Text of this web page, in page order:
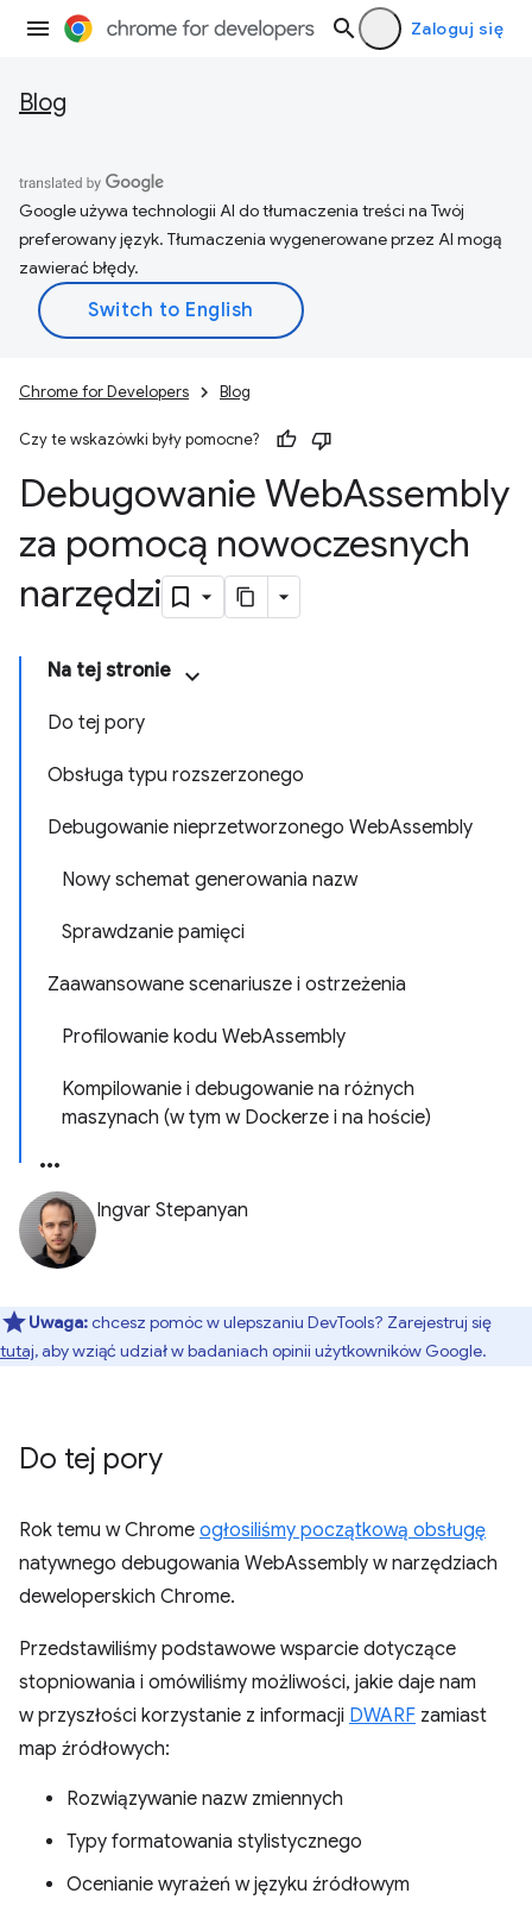
Zaloguj się
Blog
Google używa technologii AI do tłumaczenia treści na Twój
preferowany język. Tłumaczenia wygenerowane przez AI mogą
zawierać błędy.
Chrome for Developers Blog
Czy te wskazówki były pomocne?
Debugowanie WebAssembly
za pomocą nowoczesnych
narzędzi
Na tej stronie
Do tej pory
Obsługa typu rozszerzonego
Debugowanie nieprzetworzonego WebAssembly
Nowy schemat generowania nazw
Sprawdzanie pamięci
Zaawansowane scenariusze i ostrzeżenia
Profilowanie kodu WebAssembly
Kompilowanie i debugowanie na różnych
maszynach (w tym w Dockerze i na hoście)
Ingvar Stepanyan
Uwaga:chcesz pomóc w ulepszaniu DevTools? Zarejestruj się
tutaj, aby wziąć udział w badaniach opinii użytkowników Google.
Do tej pory
Rok temu w Chrome ogłosiliśmy początkową obsługę
natywnego debugowania WebAssembly w narzędziach
deweloperskich Chrome.
Przedstawiliśmy podstawowe wsparcie dotyczące
stopniowania i omówiliśmy możliwości, jakie daje nam
w przyszłości korzystanie z informacji DWARF zamiast
map źródłowych:
Rozwiązywanie nazw zmiennych
Typy formatowania stylistycznego
Ocenianie wyrażeń w języku źródłowym